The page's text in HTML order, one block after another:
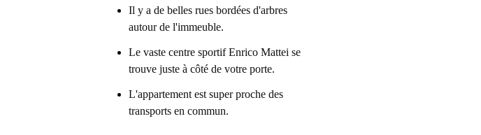
Il y a de belles rues bordées d'arbres
autour de l'immeuble.
Le vaste centre sportif Enrico Mattei se
trouve juste à côté de votre porte.
L'appartement est super proche des
transports en commun.